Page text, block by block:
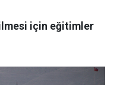
için eğitimler